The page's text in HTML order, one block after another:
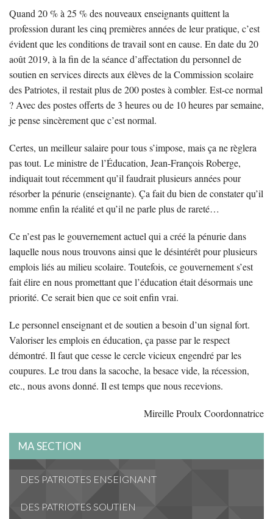
Quand 20 % à 25 % des nouveaux enseignants quittent la
profession durant les cinq premières années de leur pratique, c’est
évident que les conditions de travail sont en cause. En date du 20
août 2019, à la fin de la séance d’affectation du personnel de
soutien en services directs aux élèves de la Commission scolaire
des Patriotes, il restait plus de 200 postes à combler. Est-ce normal
? Avec des postes offerts de 3 heures ou de 10 heures par semaine,
je pense sincèrement que c’est normal.
Certes, un meilleur salaire pour tous s’impose, mais ça ne règlera
pas tout. Le ministre de l’Éducation, Jean-François Roberge,
indiquait tout récemment qu’il faudrait plusieurs années pour
résorber la pénurie (enseignante). Ça fait du bien de constater qu’il
nomme enfin la réalité et qu’il ne parle plus de rareté…
Ce n’est pas le gouvernement actuel qui a créé la pénurie dans
laquelle nous nous trouvons ainsi que le désintérêt pour plusieurs
emplois liés au milieu scolaire. Toutefois, ce gouvernement s’est
fait élire en nous promettant que l’éducation était désormais une
priorité. Ce serait bien que ce soit enfin vrai.
Le personnel enseignant et de soutien a besoin d’un signal fort.
Valoriser les emplois en éducation, ça passe par le respect
démontré. Il faut que cesse le cercle vicieux engendré par les
coupures. Le trou dans la sacoche, la besace vide, la récession,
etc., nous avons donné. Il est temps que nous recevions.
Mireille Proulx Coordonnatrice
MA SECTION
DES PATRIOTES ENSEIGNANT
DES PATRIOTES SOUTIEN